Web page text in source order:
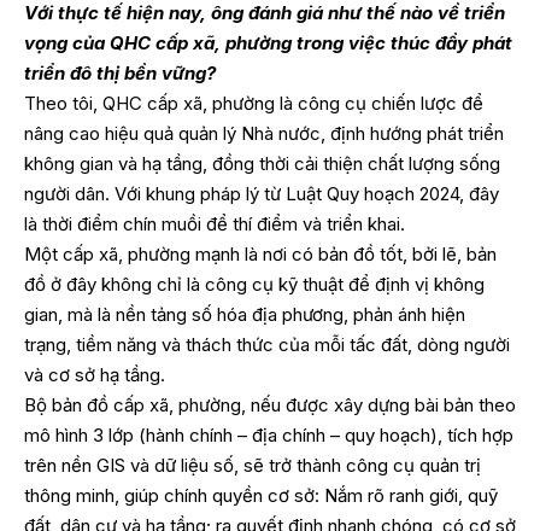
Với thực tế hiện nay, ông đánh giá như thế nào về triển
vọng của QHC cấp xã, phường trong việc thúc đẩy phát
triển đô thị bền vững?
Theo tôi, QHC cấp xã, phường là công cụ chiến lược để
nâng cao hiệu quả quản lý Nhà nước, định hướng phát triển
không gian và hạ tầng, đồng thời cải thiện chất lượng sống
người dân. Với khung pháp lý từ Luật Quy hoạch 2024, đây
là thời điểm chín muồi để thí điểm và triển khai.
Một cấp xã, phường mạnh là nơi có bản đồ tốt, bởi lẽ, bản
đồ ở đây không chỉ là công cụ kỹ thuật để định vị không
gian, mà là nền tảng số hóa địa phương, phản ánh hiện
trạng, tiềm năng và thách thức của mỗi tấc đất, dòng người
và cơ sở hạ tầng.
Bộ bản đồ cấp xã, phường, nếu được xây dựng bài bản theo
mô hình 3 lớp (hành chính – địa chính – quy hoạch), tích hợp
trên nền GIS và dữ liệu số, sẽ trở thành công cụ quản trị
thông minh, giúp chính quyền cơ sở: Nắm rõ ranh giới, quỹ
đất, dân cư và hạ tầng; ra quyết định nhanh chóng, có cơ sở